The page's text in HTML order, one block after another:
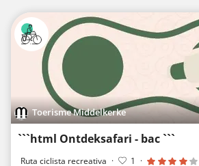
Toerisme Middelkerke
```html Ontdeksafari - bac ```
Ruta ciclista recreativa · 1 ·